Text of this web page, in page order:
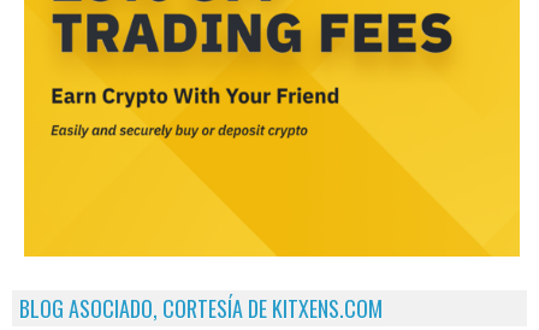
BLOG ASOCIADO, CORTESÍA DE KITXENS.COM